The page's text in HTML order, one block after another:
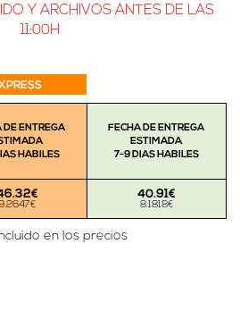
Y ARCHIVOS ANTES DE LAS
11:00H
DE ENTREGA
HABILES
FECHA DE ENTREGA
ESTIMADA
7-9 DIAS HABILES
40.91€
8.1818€
en los precios